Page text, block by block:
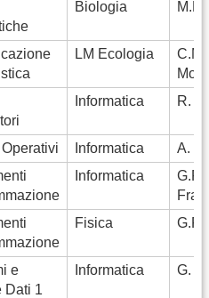
Biologia
LM Ecologia
C.M.
Informatica R.
Informatica
A.
Informatica
G.F.
Fisica G.F.
e
Dati 1
Informatica G.